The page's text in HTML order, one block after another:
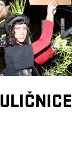
ULIČNICE